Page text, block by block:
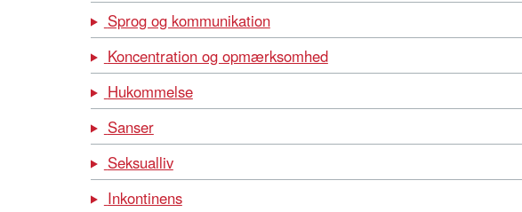
Sprog og kommunikation
Koncentration og opmærksomhed
Hukommelse
Sanser
Seksualliv
Inkontinens